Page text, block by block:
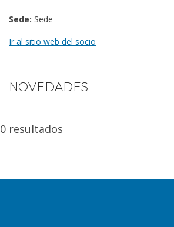
Sede: Sede
Ir al sitio web del socio
NOVEDADES
0 resultados